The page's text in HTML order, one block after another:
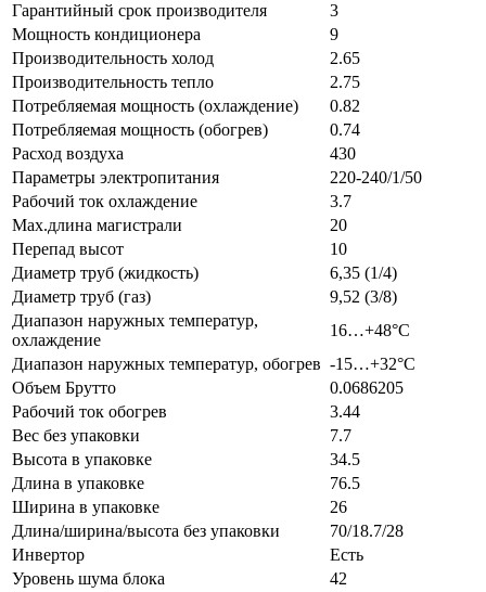
Гарантийный срок производителя
3
Мощность кондиционера
9
Производительность холод
2.65
Производительность тепло
2.75
Потребляемая мощность (охлаждение)
0.82
Потребляемая мощность (обогрев)
0.74
Расход воздуха
430
Параметры электропитания
220-240/1/50
Рабочий ток охлаждение
3.7
Max.длина магистрали
20
Перепад высот
10
Диаметр труб (жидкость)
6,35 (1/4)
Диаметр труб (газ)
9,52 (3/8)
Диапазон наружных температур,
охлаждение
16…+48°С
Диапазон наружных температур, обогрев -15…+32°С
Объем Брутто
0.0686205
Рабочий ток обогрев
3.44
Вес без упаковки
7.7
Высота в упаковке
34.5
Длина в упаковке
76.5
Ширина в упаковке
26
Длина/ширина/высота без упаковки
70/18.7/28
Инвертор
Есть
Уровень шума блока
42